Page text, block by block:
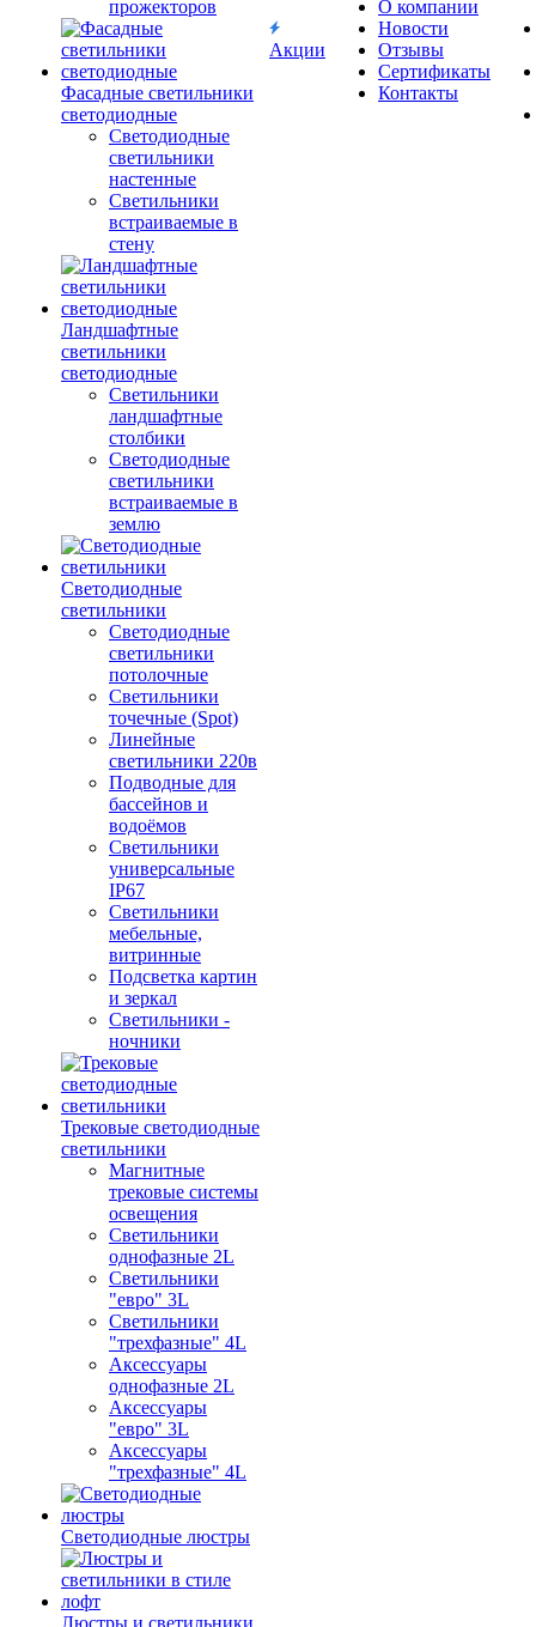
прожекторов
Фасадные светильники
светодиодные
Светодиодные
светильники
настенные
Светильники
встраиваемые в
стену
Ландшафтные
светильники
светодиодные
Светильники
ландшафтные
столбики
Светодиодные
светильники
встраиваемые в
землю
Светодиодные
светильники
Светодиодные
светильники
потолочные
Светильники
точечные (Spot)
Линейные
светильники 220в
Подводные для
бассейнов и
водоёмов
Светильники
универсальные
IP67
Светильники
мебельные,
витринные
Подсветка картин
и зеркал
Светильники -
ночники
Трековые светодиодные
светильники
Магнитные
трековые системы
освещения
Светильники
однофазные 2L
Светильники
"евро" 3L
Светильники
"трехфазные" 4L
Аксессуары
однофазные 2L
Аксессуары
"евро" 3L
Аксессуары
"трехфазные" 4L
Светодиодные люстры
Люстры и светильники
Акции
О компании
Новости
Отзывы
Сертификаты
Контакты